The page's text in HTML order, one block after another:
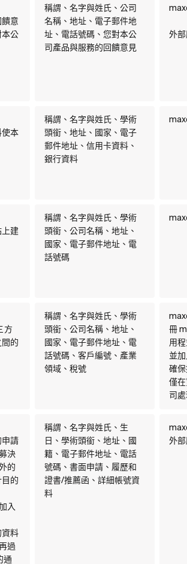
意
本公
稱謂、名字與姓氏、公司
名稱、地址、電子郵件地
址、電話號碼、您對本公
司產品與服務的回饋意見
外
使本
稱謂、名字與姓氏、學術
頭銜、地址、國家、電子
郵件地址、信用卡資料、
銀行資料
上建
稱謂、名字與姓氏、學術
頭銜、公司名稱、地址、
國家、電子郵件地址、電
話號碼
方
的
稱謂、名字與姓氏、學術
頭銜、公司名稱、地址、
國家、電子郵件地址、電
話號碼、客戶編號、產業
領域、稅號
冊
用
並
確
僅
司
申請
決
的
的
入
資料
過
通
稱謂、名字與姓氏、生
日、學術頭銜、地址、國
籍、電子郵件地址、電話
號碼、書面申請、履歷和
證書/推薦函、詳細帳號資
料
外部